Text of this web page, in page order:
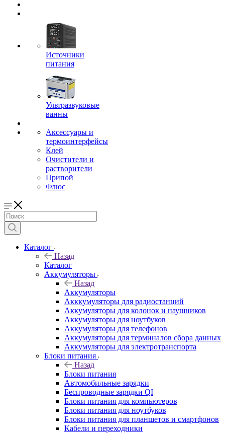
Источники
питания
Ультразвуковые
ванны
Аксессуары и
термоинтерфейсы
Клей
Очистители и
растворители
Припой
Флюс
Каталог
Назад
Каталог
Аккумуляторы
Назад
Аккумуляторы
Акккумуляторы для радиостанций
Аккумуляторы для колонок и наушников
Аккумуляторы для ноутбуков
Аккумуляторы для телефонов
Аккумуляторы для терминалов сбора данных
Аккумуляторы для электротранспорта
Блоки питания
Назад
Блоки питания
Автомобильные зарядки
Беспроводные зарядки QI
Блоки питания для компьютеров
Блоки питания для ноутбуков
Блоки питания для планшетов и смартфонов
Кабели и переходники